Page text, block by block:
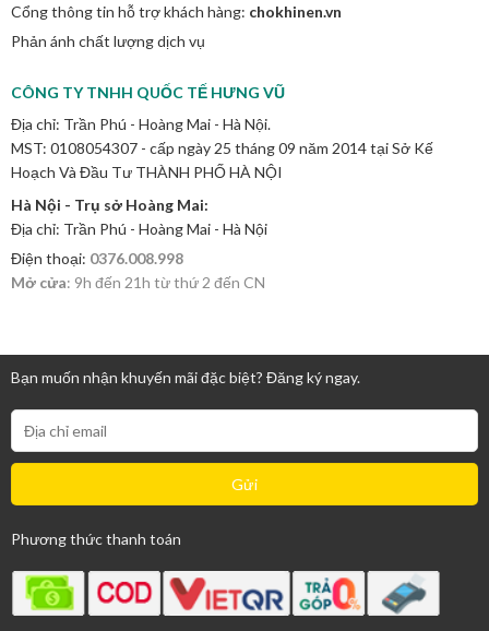
Cổng thông tin hỗ trợ khách hàng: chokhinen.vn
Phản ánh chất lượng dịch vụ
CÔNG TY TNHH QUỐC TẾ HƯNG VŨ
Địa chỉ: Trần Phú - Hoàng Mai - Hà Nội.
MST: 0108054307 - cấp ngày 25 tháng 09 năm 2014 tại Sở Kế
Hoạch Và Đầu Tư THÀNH PHỐ HÀ NỘI
Hà Nội - Trụ sở Hoàng Mai:
Địa chỉ: Trần Phú - Hoàng Mai - Hà Nội
Điện thoại: 0376.008.998
Mở cửa: 9h đến 21h từ thứ 2 đến CN
Bạn muốn nhận khuyến mãi đặc biệt? Đăng ký ngay.
Phương thức thanh toán